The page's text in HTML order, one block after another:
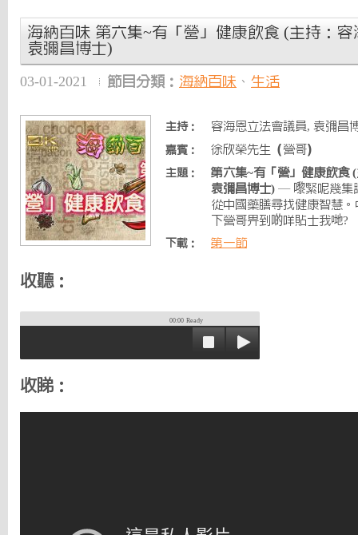
海納百味 第六集~有「營」健康飲食 (主持：
袁彌昌博士)
03-01-2021 節目分類： 海納百味 、 生活
主持： 容海恩立法會議員, 袁彌昌
嘉賓： 徐欣榮先生（營哥）
主題：
第六集~有「營」健康飲食
袁彌昌博士) — 嚟緊呢幾集
從中國藥膳尋找健康智慧
下營哥畀到啲咩貼士我哋?
下載： 第一節
收聽：
00:00 Ready
收睇：